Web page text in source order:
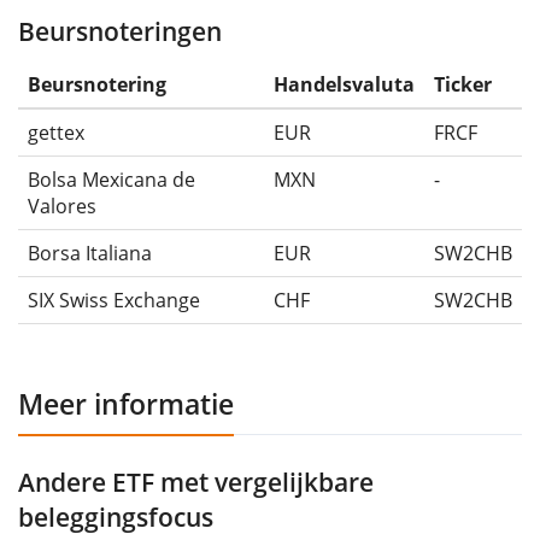
Beursnoteringen
Beursnotering Handelsvaluta
Ticker
gettex
EUR
FRCF
Bolsa Mexicana de
Valores
MXN -
Borsa Italiana EUR
SW2CHB
SIX Swiss Exchange
CHF SW2CHB
Meer informatie
Andere ETF met vergelijkbare
beleggingsfocus